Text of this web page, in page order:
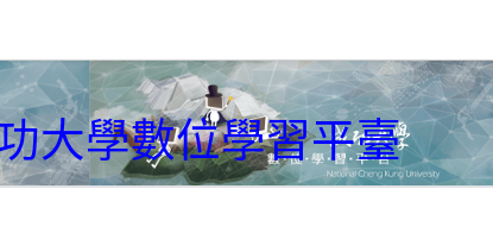
大學數位學習平臺